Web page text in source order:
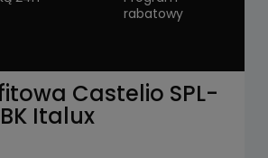
rabatowy
Castelio SPL-
Italux